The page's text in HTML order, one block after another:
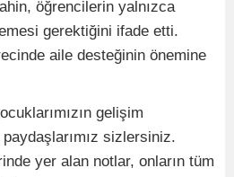
öğrencilerin yalnızca
gerektiğini ifade etti.
aile desteğinin önemine
gelişim
sizlersiniz.
yer alan notlar, onların tüm